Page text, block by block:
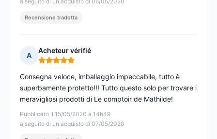
Recensione tradotta
A
Acheteur vérifié
Nota: 5 su 5
Pubblicato il 15/05/2020 à 14h49
a seguito di un acquisto di 07/05/2020
Consegna veloce, imballaggio impeccabile, tutto è
superbamente protetto!!! Tutto questo solo per trovare i
meravigliosi prodotti di Le comptoir de Mathilde!